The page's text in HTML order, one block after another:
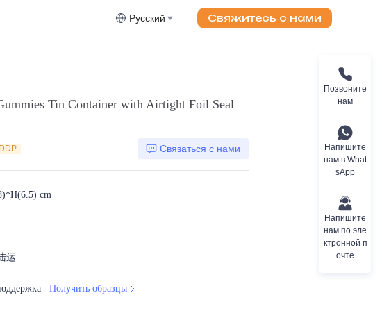
Русский Свяжитесь с нами
Tin Container with Airtight Foil Seal
Связаться с нами
cm
运
Получить образцы
Позвоните
нам
Напишите
нам в What
sApp
Напишите
нам по эле
ктронной п
очте